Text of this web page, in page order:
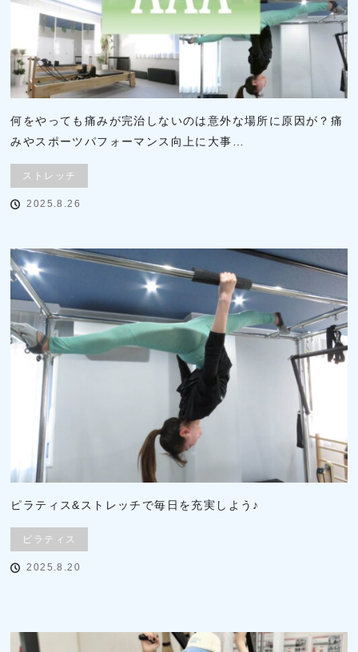
何をやっても痛みが完治しないのは意外な場所に原因が？痛
みやスポーツパフォーマンス向上に大事…
ストレッチ
2025.8.26
ピラティス&ストレッチで毎日を充実しよう♪
ピラティス
2025.8.20